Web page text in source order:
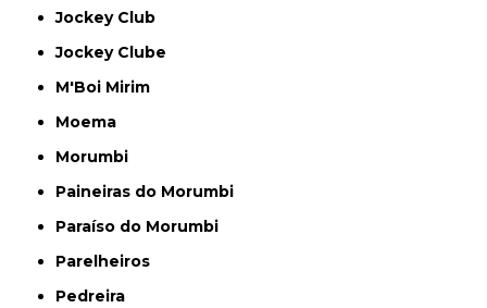
Jockey Club
Jockey Clube
M'Boi Mirim
Moema
Morumbi
Paineiras do Morumbi
Paraíso do Morumbi
Parelheiros
Pedreira